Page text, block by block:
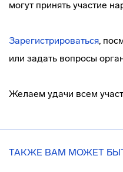
могут принять участие
Зарегистрироваться,
или задать вопросы
Желаем удачи всем
ТАКЖЕ ВАМ МОЖЕТ